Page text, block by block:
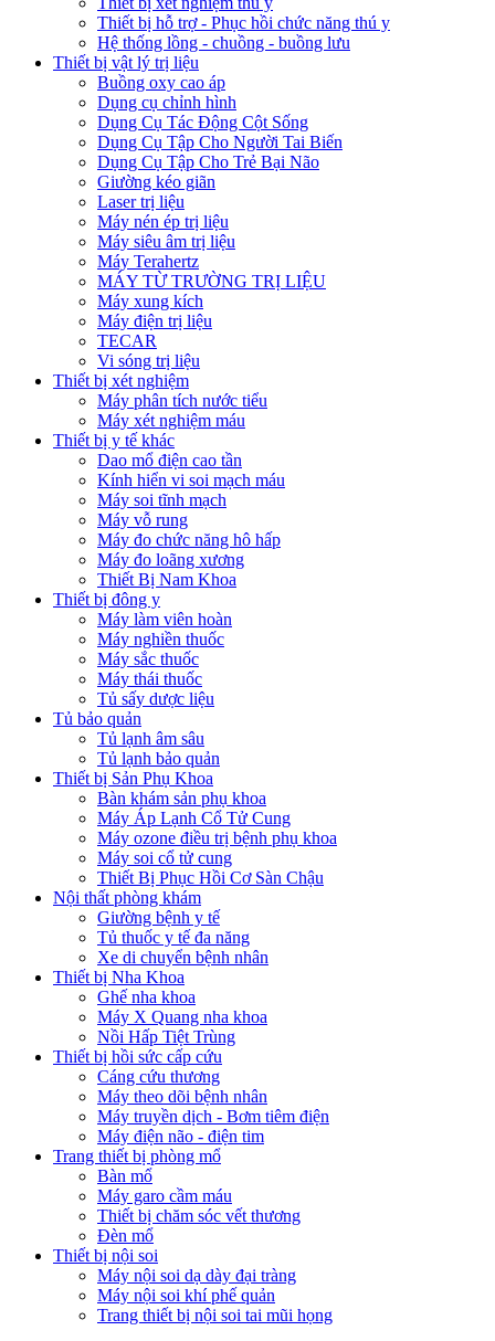
Thiết bị hỗ trợ - Phục hồi chức năng thú y
Hệ thống lồng - chuồng - buồng lưu
Thiết bị vật lý trị liệu
Buồng oxy cao áp
Dụng cụ chỉnh hình
Dụng Cụ Tác Động Cột Sống
Dụng Cụ Tập Cho Người Tai Biến
Dụng Cụ Tập Cho Trẻ Bại Não
Giường kéo giãn
Laser trị liệu
Máy nén ép trị liệu
Máy siêu âm trị liệu
Máy Terahertz
MÁY TỪ TRƯỜNG TRỊ LIỆU
Máy xung kích
Máy điện trị liệu
TECAR
Vi sóng trị liệu
Thiết bị xét nghiệm
Máy phân tích nước tiểu
Máy xét nghiệm máu
Thiết bị y tế khác
Dao mổ điện cao tần
Kính hiển vi soi mạch máu
Máy soi tĩnh mạch
Máy vỗ rung
Máy đo chức năng hô hấp
Máy đo loãng xương
Thiết Bị Nam Khoa
Thiết bị đông y
Máy làm viên hoàn
Máy nghiền thuốc
Máy sắc thuốc
Máy thái thuốc
Tủ sấy dược liệu
Tủ bảo quản
Tủ lạnh âm sâu
Tủ lạnh bảo quản
Thiết bị Sản Phụ Khoa
Bàn khám sản phụ khoa
Máy Áp Lạnh Cổ Tử Cung
Máy ozone điều trị bệnh phụ khoa
Máy soi cổ tử cung
Thiết Bị Phục Hồi Cơ Sàn Chậu
Nội thất phòng khám
Giường bệnh y tế
Tủ thuốc y tế đa năng
Xe di chuyển bệnh nhân
Thiết bị Nha Khoa
Ghế nha khoa
Máy X Quang nha khoa
Nồi Hấp Tiệt Trùng
Thiết bị hồi sức cấp cứu
Cáng cứu thương
Máy theo dõi bệnh nhân
Máy truyền dịch - Bơm tiêm điện
Máy điện não - điện tim
Trang thiết bị phòng mổ
Bàn mổ
Máy garo cầm máu
Thiết bị chăm sóc vết thương
Đèn mổ
Thiết bị nội soi
Máy nội soi dạ dày đại tràng
Máy nội soi khí phế quản
Trang thiết bị nội soi tai mũi họng